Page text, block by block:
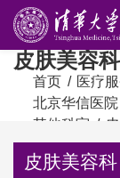
皮肤美容科
首页 / 医疗
北京华信医
其他科室 /
皮肤美容科